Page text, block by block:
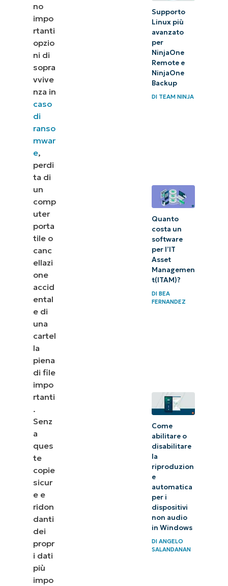
endpoint?
no
impo
rtanti
opzio
ni di
sopra
vvive
nza in
caso
di
ranso
mwar
e,
perdi
ta di
un
comp
uter
porta
tile o
canc
ellazi
one
accid
ental
e di
una
cartel
la
piena
di file
impo
rtanti
.
Senz
a
ques
te
copie
sicur
e e
ridon
danti
dei
propr
i dati
più
impo
Supporto
Linux più
avanzato
per
NinjaOne
Remote e
NinjaOne
Backup
DITEAM NINJA
Quanto
costa un
software
per l’IT
Asset
Managemen
t(ITAM)?
DIBEA
FERNANDEZ
Come
abilitare o
disabilitare
la
riproduzion
e
automatica
per i
dispositivi
non audio
in Windows
DIANGELO
SALANDANAN